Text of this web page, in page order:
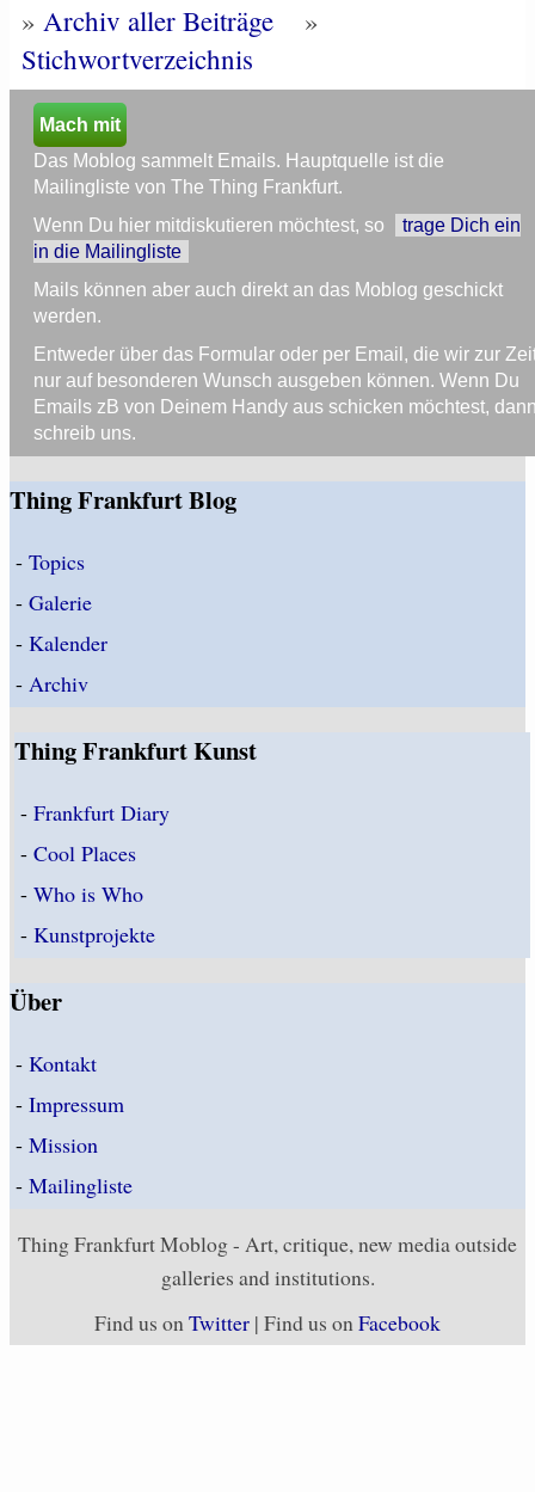
» Archiv aller Beiträge
»
Stichwortverzeichnis
Mach mit
Das Moblog sammelt Emails. Hauptquelle ist die
Mailingliste von The Thing Frankfurt.
Wenn Du hier mitdiskutieren möchtest, so
trage Dich ein
in die Mailingliste
Mails können aber auch direkt an das Moblog geschickt
werden.
Entweder über das Formular oder per Email, die wir zur
nur auf besonderen Wunsch ausgeben können. Wenn Du
Emails zB von Deinem Handy aus schicken möchtest,
schreib uns.
Thing Frankfurt Blog
- Topics
- Galerie
- Kalender
- Archiv
Thing Frankfurt Kunst
-Frankfurt Diary
-Cool Places
-Who is Who
-Kunstprojekte
Über
- Kontakt
- Impressum
- Mission
- Mailingliste
Thing Frankfurt Moblog - Art, critique, new media outside
galleries and institutions.
Find us onTwitter | Find us onFacebook